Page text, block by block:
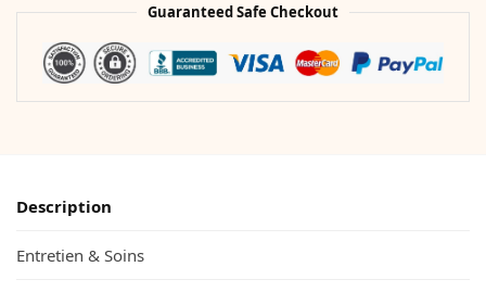
Guaranteed Safe Checkout
Description
Entretien & Soins